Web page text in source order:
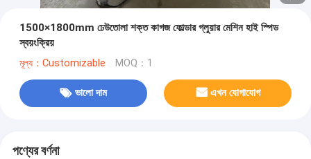
1500×1800mm ঢেউতোলা শক্ত কাগজ ফোল্ডার গ্লুয়ার মেশিন হাই স্পিড
স্বয়ংক্রিয়
মূল্য：Customizable MOQ：1
ভালো দাম এখন যোগাযোগ
পণ্যের বর্ণনা